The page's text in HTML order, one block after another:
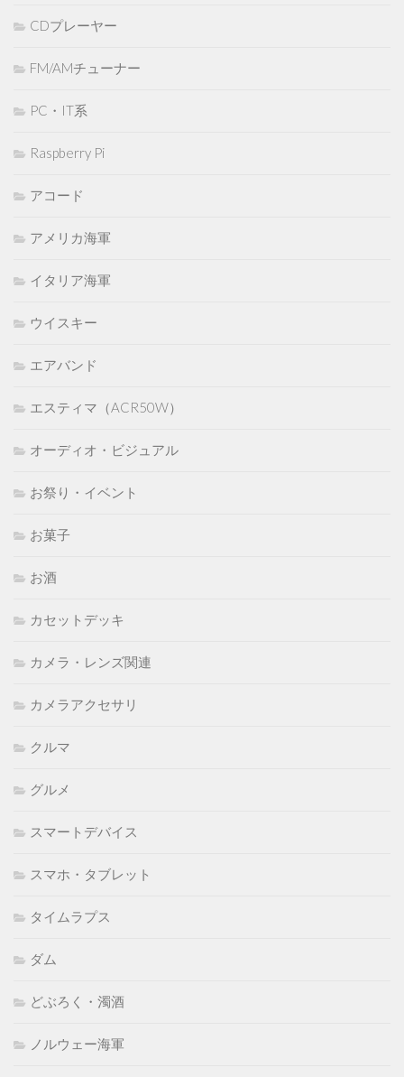
CDプレーヤー
FM/AMチューナー
PC・IT系
Raspberry Pi
アコード
アメリカ海軍
イタリア海軍
ウイスキー
エアバンド
エスティマ（ACR50W）
オーディオ・ビジュアル
お祭り・イベント
お菓子
お酒
カセットデッキ
カメラ・レンズ関連
カメラアクセサリ
クルマ
グルメ
スマートデバイス
スマホ・タブレット
タイムラプス
ダム
どぶろく・濁酒
ノルウェー海軍